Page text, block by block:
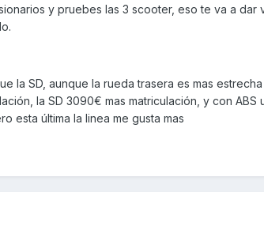
y pruebes las 3 scooter, eso te va a dar
la SD, aunque la rueda trasera es mas
la SD 3090€ mas matriculación, y con ABS
esta última la linea me gusta mas